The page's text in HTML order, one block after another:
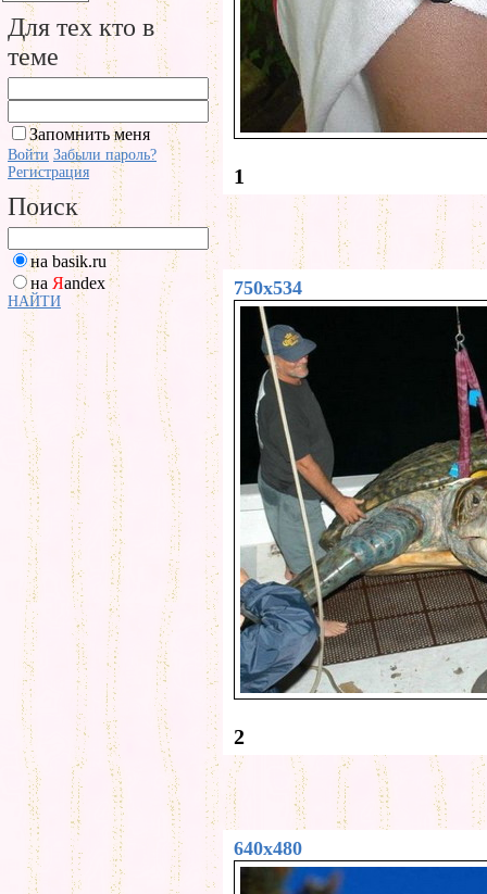
Для тех кто в
теме
Запомнить меня
Войти Забыли пароль?
Регистрация
Поиск
на basik.ru
на Яandex
НАЙТИ
1
750x534
2
640x480